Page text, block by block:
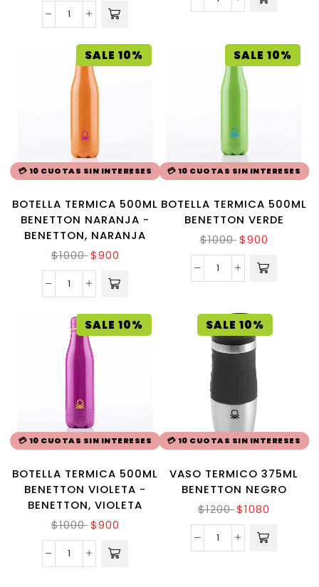
SALE 10%
💳 10 CUOTAS SIN INTERESES
BOTELLA TERMICA 500ML
BENETTON NARANJA -
BENETTON, NARANJA
$1000 $900
SALE 10%
💳 10 CUOTAS SIN INTERESES
BOTELLA TERMICA 500ML
BENETTON VERDE
$1000 $900
SALE 10%
💳 10 CUOTAS SIN INTERESES
BOTELLA TERMICA 500ML
BENETTON VIOLETA -
BENETTON, VIOLETA
$1000 $900
SALE 10%
💳 10 CUOTAS SIN INTERESES
VASO TERMICO 375ML
BENETTON NEGRO
$1200 $1080